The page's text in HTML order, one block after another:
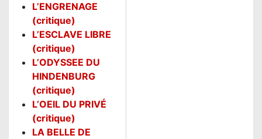
L’ENGRENAGE
(critique)
L’ESCLAVE LIBRE
(critique)
L’ODYSSEE DU
HINDENBURG
(critique)
L’OEIL DU PRIVÉ
(critique)
LA BELLE DE